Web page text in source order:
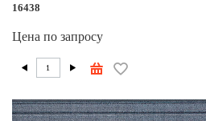
16438
Цена по запросу